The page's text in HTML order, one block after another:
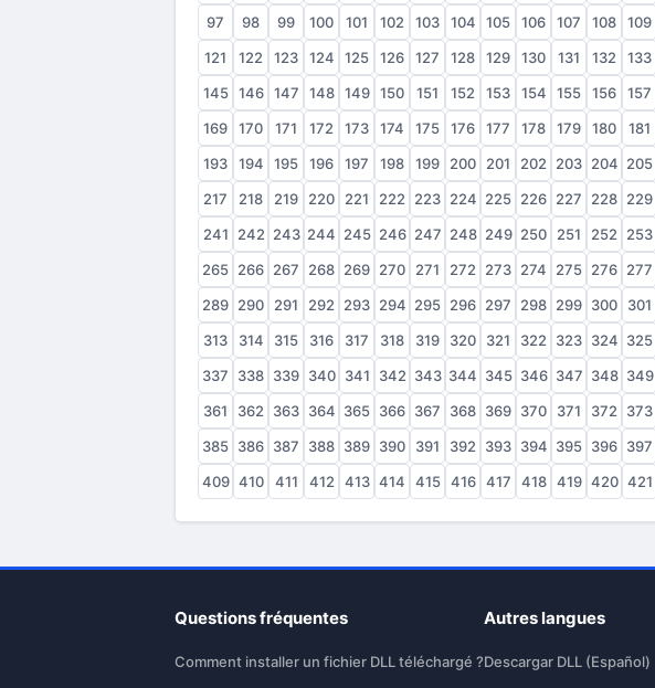
97
98 99 100 101 102 103 104 105 106 107 108 109
121
122 123 124 125 126 127 128 129 130 131 132 133
145 146 147 148 149 150 151 152 153 154 155 156 157
169
170 171 172 173 174 175 176 177 178 179 180 181
193
194 195 196 197 198 199 200 201 202 203 204 205
217
218 219 220 221 222 223 224 225 226 227 228 229
241
242 243 244 245 246 247 248 249 250 251 252 253
265 266 267 268 269 270 271 272 273 274 275 276 277
289 290 291 292 293 294 295 296 297 298 299 300 301
313
314 315 316 317 318 319 320 321 322 323 324 325
337
338 339 340 341 342 343 344 345 346 347 348 349
361
362 363 364 365 366 367 368 369 370 371 372 373
385 386 387 388 389 390 391 392 393 394 395 396 397
409 410 411 412 413 414 415 416 417 418 419 420 421
Questions fréquentes
Comment installer un fichier DLL téléchargé ?
Autres langues
Descargar DLL (Español)